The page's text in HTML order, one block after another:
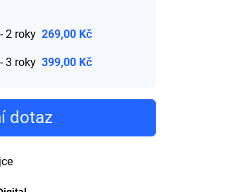
2 roky 269,00 Kč
3 roky 399,00 Kč
dotaz